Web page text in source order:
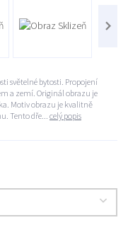
světelné bytosti. Propojení
a zemí. Originál obrazu je
Motiv obrazu je kvalitně
Tento dře... celý popis